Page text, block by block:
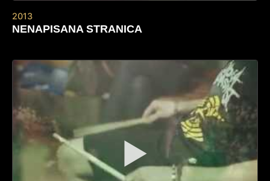
2013
NENAPISANA STRANICA
▶